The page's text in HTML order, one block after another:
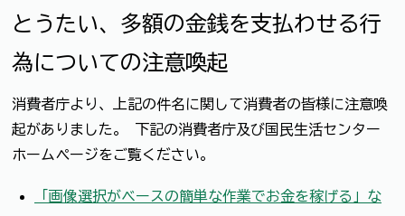
とうたい、多額の金銭を支払わせる行
為についての注意喚起
消費者庁より、上記の件名に関して消費者の皆様に注意喚
起がありました。 下記の消費者庁及び国民生活センター
ホームページをご覧ください。
「画像選択がベースの簡単な作業でお金を稼げる」な